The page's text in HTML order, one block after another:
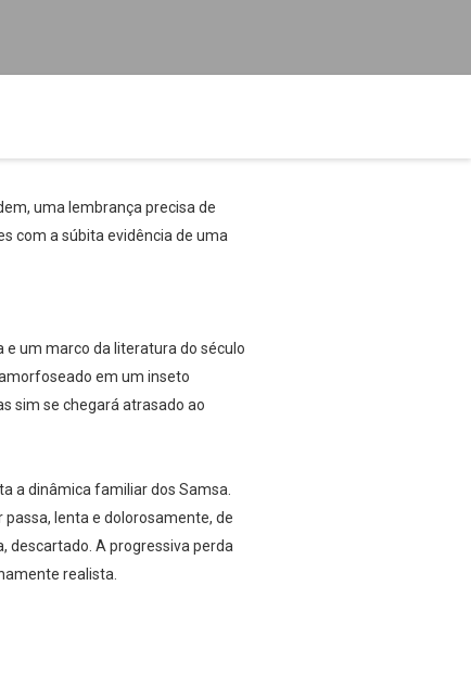
uma lembrança precisa de
com a súbita evidência de uma
um marco da literatura do século
em um inseto
sim se chegará atrasado ao
a dinâmica familiar dos Samsa.
lenta e dolorosamente, de
descartado. A progressiva perda
realista.